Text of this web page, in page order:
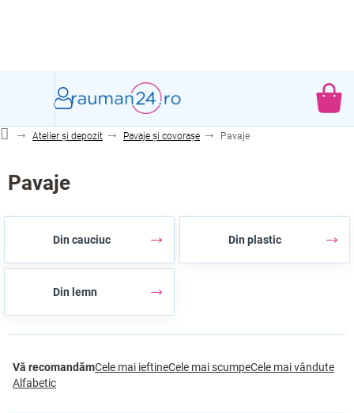
DE
Atelier și depozit Pavaje și covorașe Pavaje
Pavaje
Din cauciuc Din plastic
Din lemn
e
l
Vă recomandămCele mai ieftineCele mai scumpeCele mai vândute
Alfabetic